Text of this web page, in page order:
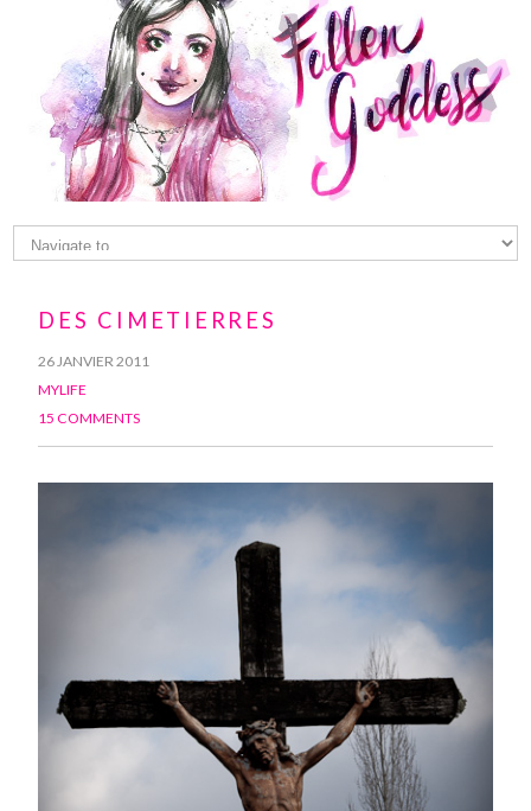
DES CIMETIERRES
26 JANVIER 2011
MYLIFE
15 COMMENTS